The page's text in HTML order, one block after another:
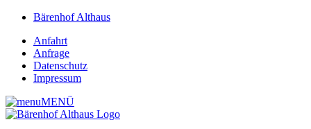
Bärenhof Althaus
Anfahrt
Anfrage
Datenschutz
Impressum
MENÜ